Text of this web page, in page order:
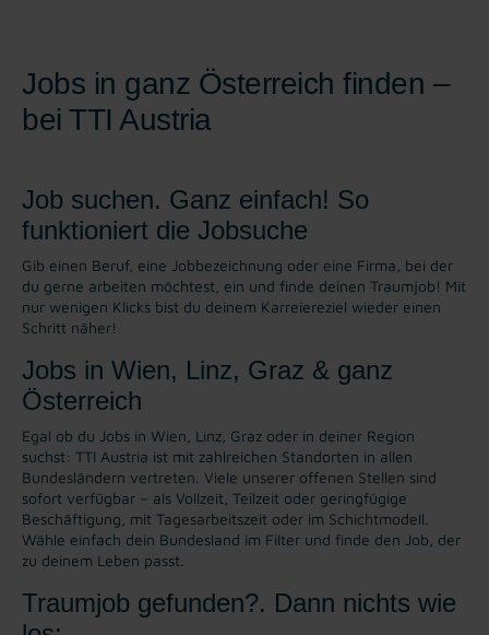
Jobs in ganz Österreich finden –
bei TTI Austria
Job suchen. Ganz einfach! So
funktioniert die Jobsuche
Gib einen Beruf, eine Jobbezeichnung oder eine Firma, bei der
du gerne arbeiten möchtest, ein und finde deinen Traumjob! Mit
nur wenigen Klicks bist du deinem Karreiereziel wieder einen
Schritt näher!
Jobs in Wien, Linz, Graz & ganz
Österreich
Egal ob du Jobs in Wien, Linz, Graz oder in deiner Region
suchst: TTI Austria ist mit zahlreichen Standorten in allen
Bundesländern vertreten. Viele unserer offenen Stellen sind
sofort verfügbar – als Vollzeit, Teilzeit oder geringfügige
Beschäftigung, mit Tagesarbeitszeit oder im Schichtmodell.
Wähle einfach dein Bundesland im Filter und finde den Job, der
zu deinem Leben passt.
Traumjob gefunden?. Dann nichts wie